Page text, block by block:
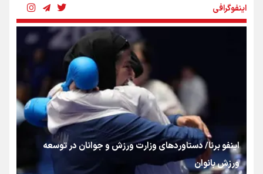
بنزین؛ تدبیری برای حفظ امنیت انرژی
«هورامان»؛ میراثی که جهان را شیفته کرد
شکستگیِ بزرگ؛ روایتِ یک استخوان، یک نسل، یک توهم!
اینفوگرافی
اینفو برنا/ دستاوردهای وزارت ورزش و جوانان در توسعه
ورزش بانوان